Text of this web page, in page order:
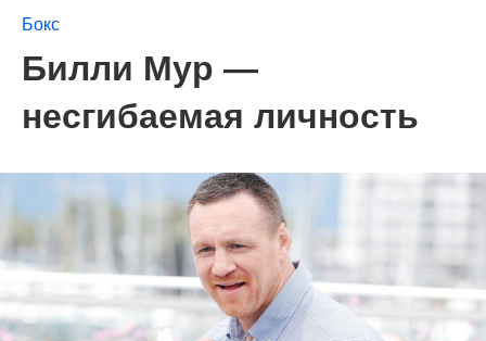
Бокс
Билли Мур —
несгибаемая личность